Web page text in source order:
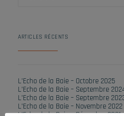
ARTICLES RÉCENTS
L’Echo de la Baie – Octobre 2025
L’Echo de la Baie – Septembre
L’Echo de la Baie – Septembre
L’Echo de la Baie – Novembre 2022